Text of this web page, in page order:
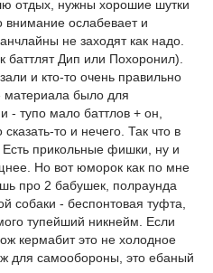
отдых, нужны хорошие шутки
внимание ослабевает и
не заходят как надо.
баттлят Дип или Похоронил).
и кто-то очень правильно
материала было для
- тупо мало баттлов + он,
то и нечего. Так что в
прикольные фишки, ну и
Но вот юморок как по мне
про 2 бабушек, полраунда
собаки - беспонтовая туфта,
тупейший никнейм. Если
кермабит это не холодное
для самообороны, это ебаный